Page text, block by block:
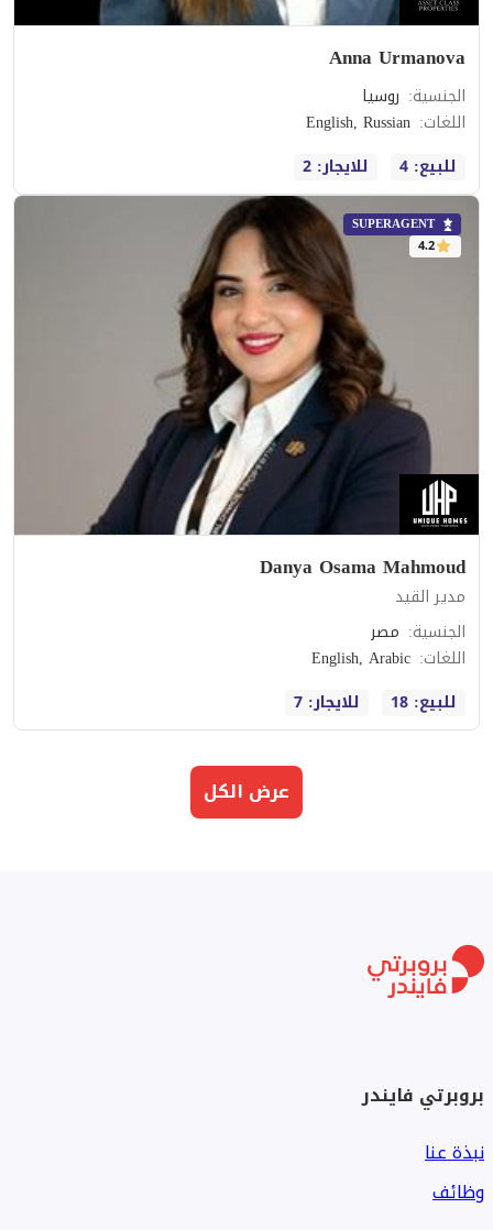
Anna Urmanova
الجنسية: روسيا
اللغات:
English, Russian
للبيع: 4
للايجار: 2
SUPERAGENT
4.2
Danya Osama Mahmoud
مدير القيد
الجنسية: مصر
اللغات:
English, Arabic
للبيع: 18
للايجار: 7
عرض الكل
بروبرتي فايندر
نبذة عنا
وظائف